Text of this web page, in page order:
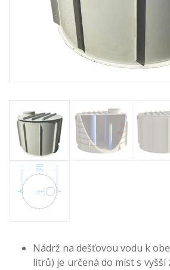
Nádrž na dešťovou vodu k
litrů) je určená do míst s